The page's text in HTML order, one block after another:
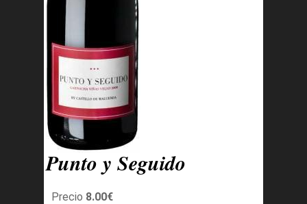
Punto y Seguido
Precio 8.00€